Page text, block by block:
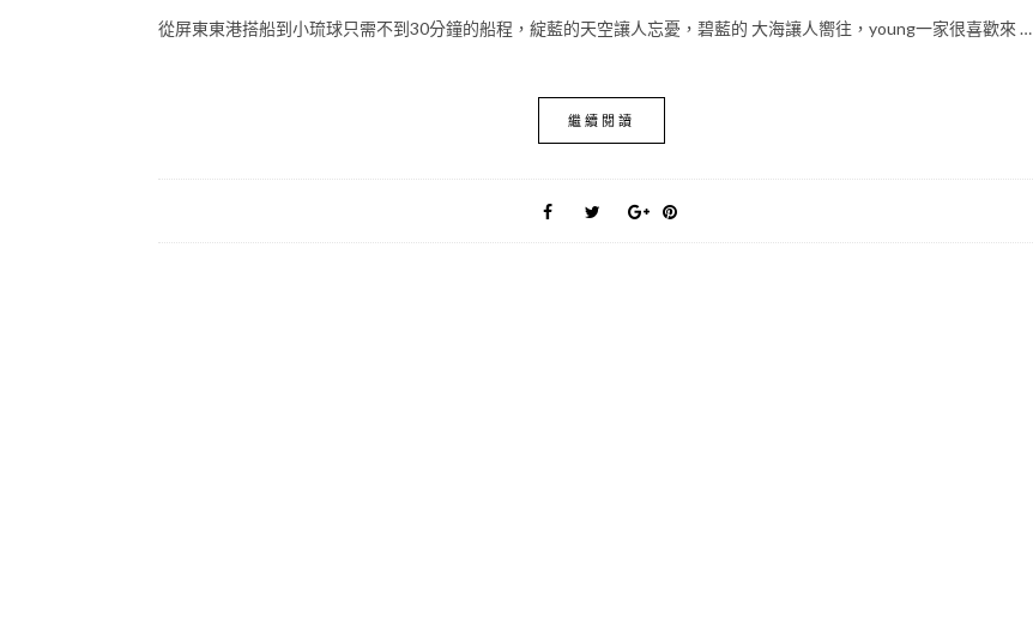
從屏東東港搭船到小琉球只需不到30分鐘的船程，綻藍的天空讓人忘憂，碧藍的 大海讓人嚮往，young一家很喜歡來 …
繼續閱讀